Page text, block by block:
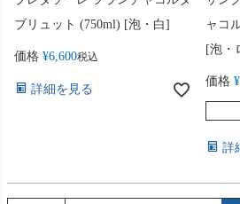
ブリュット (750ml) [泡・白]
価格 ¥6,600税込
詳細を見る
ャコ
[泡・
価格 ¥
詳